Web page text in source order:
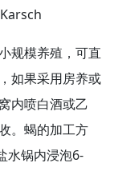
规模养殖，可直
如果采用房养或
内喷白酒或乙
。蝎的加工方
水锅内浸泡6-